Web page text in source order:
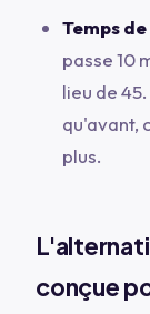
Temps
passe 10
lieu de
qu'avant,
plus.
conçue